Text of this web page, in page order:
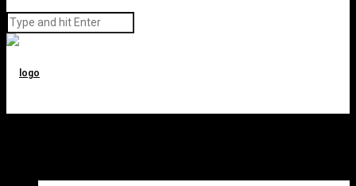
стоимость перевозки